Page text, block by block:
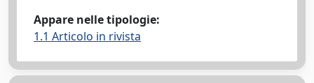
Appare nelle tipologie:
1.1 Articolo in rivista